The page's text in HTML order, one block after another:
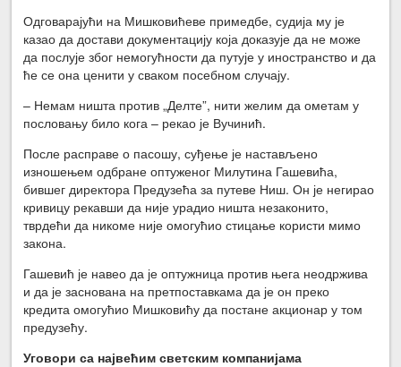
Одговарајући на Мишковићеве примедбе, судија му је
казао да достави документацију која доказује да не може
да послује због немогућности да путује у иностранство и да
ће се она ценити у сваком посебном случају.
– Немам ништа против „Делте”, нити желим да ометам у
пословању било кога – рекао је Вучинић.
После расправе о пасошу, суђење је настављено
изношењем одбране оптуженог Милутина Гашевића,
бившег директора Предузећа за путеве Ниш. Он је негирао
кривицу рекавши да није урадио ништа незаконито,
тврдећи да никоме није омогућио стицање користи мимо
закона.
Гашевић је навео да је оптужница против њега неодржива
и да је заснована на претпоставкама да је он преко
кредита омогућио Мишковићу да постане акционар у том
предузећу.
Уговори са највећим светским компанијама